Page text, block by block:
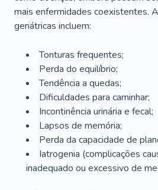
mais enfermidades coexistentes.
geriátricas incluem:
Tonturas frequentes;
Perda do equilíbrio;
Tendência a quedas;
Dificuldades para caminhar;
Incontinência urinária e fecal;
Lapsos de memória;
Perda da capacidade de
Iatrogenia (complicações
inadequado ou excessivo de